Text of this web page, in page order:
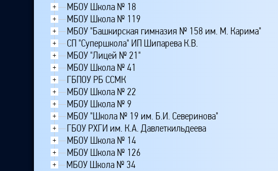
+ МБОУ Школа № 18
+ МБОУ Школа № 119
+ МБОУ "Башкирская гимназия № 158 им. М. Карима"
+ СП "Супершкола" ИП Шипарева К.В.
+ МБОУ "Лицей № 21"
+ МБОУ Школа № 41
+ ГБПОУ РБ ССМК
+ МБОУ Школа № 22
+ МБОУ Школа № 9
+ МБОУ "Школа № 19 им. Б.И. Северинова"
+ ГБОУ РХГИ им. К.А. Давлеткильдеева
+ МБОУ Школа № 14
+ МБОУ Школа № 126
+ МБОУ Школа № 34